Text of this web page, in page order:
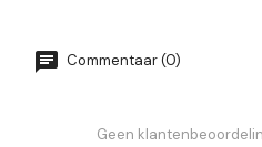
Commentaar (0)
Geen